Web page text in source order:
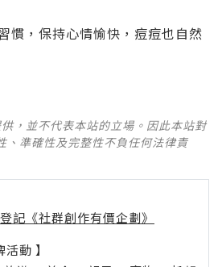
慣，保持心情愉快，痘痘也自然
，並不代表本站的立場。因此本站對
、準確性及完整性不負任何法律責
登記《社群創作有價企劃》
動 】